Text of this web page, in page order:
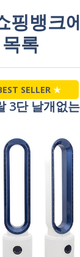
핑뱅크
록
SELLER ★
3단 날개없